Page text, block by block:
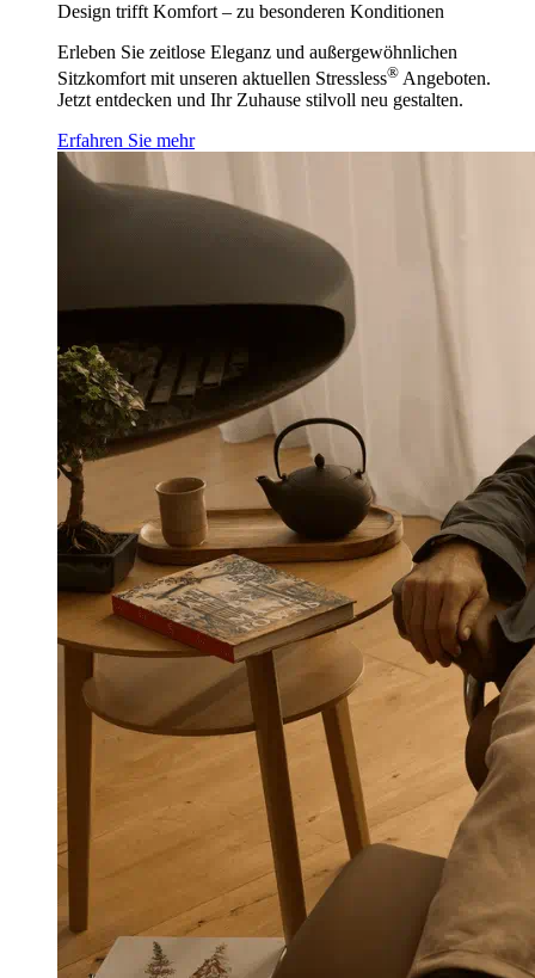
Design trifft Komfort – zu besonderen Konditionen
Erleben Sie zeitlose Eleganz und außergewöhnlichen
Sitzkomfort mit unseren aktuellen Stressless® Angeboten.
Jetzt entdecken und Ihr Zuhause stilvoll neu gestalten.
Erfahren Sie mehr